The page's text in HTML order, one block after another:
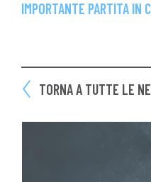
IMPORTANTE PARTITA IN
TORNA A TUTTE LE